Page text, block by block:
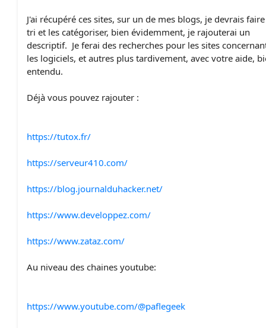
J'ai récupéré ces sites, sur un de mes blogs, je devrais
tri et les catégoriser, bien évidemment, je rajouterai un
descriptif. Je ferai des recherches pour les sites
les logiciels, et autres plus tardivement, avec votre aide,
entendu.
Déjà vous pouvez rajouter :
https://tutox.fr/
https://serveur410.com/
https://blog.journalduhacker.net/
https://www.developpez.com/
https://www.zataz.com/
Au niveau des chaines youtube:
https://www.youtube.com/@paflegeek